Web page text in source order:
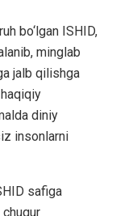
bo‘lgan ISHID,
minglab
jalb qilishga
diniy
insonlarni
safiga
chuqur